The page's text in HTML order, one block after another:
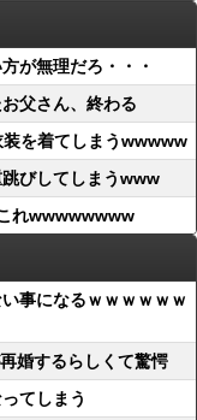
が無理だろ・・・
父さん、終わる
装を着てしまうwwwww
跳びしてしまうwww
れwwwwwwww
事になるｗｗｗｗｗｗ
婚するらしくて驚愕
てしまう